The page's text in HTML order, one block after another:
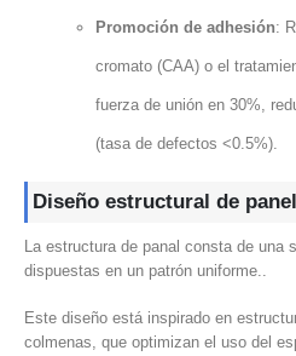
Promoción de adhesión:
cromato (CAA) o el
fuerza de unión en 30%,
(tasa de defectos <0.5%).
Diseño estructural de
La estructura de panal consta de una
dispuestas en un patrón uniforme..
Este diseño está inspirado en
colmenas, que optimizan el uso del